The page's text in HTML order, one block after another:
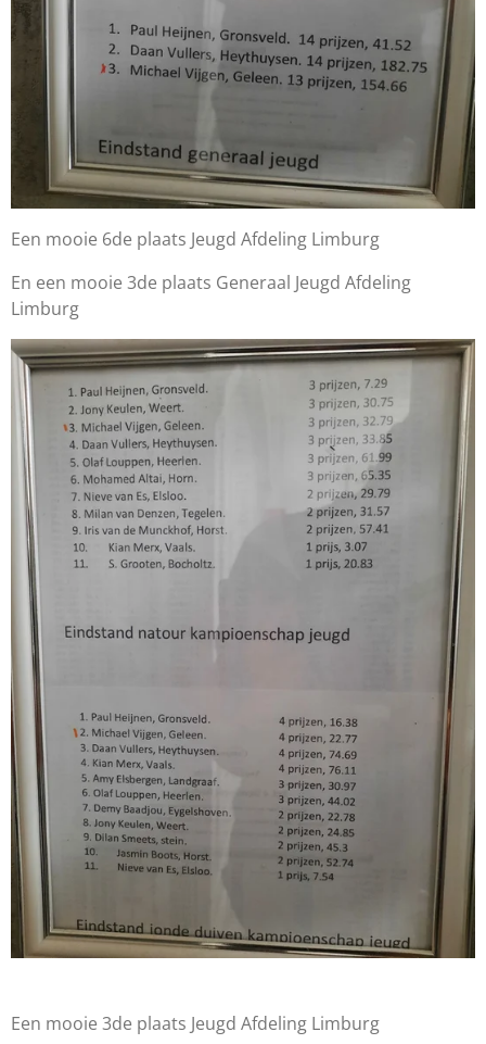
Een mooie 6de plaats Jeugd Afdeling Limburg
En een mooie 3de plaats Generaal Jeugd Afdeling
Limburg
Een mooie 3de plaats Jeugd Afdeling Limburg